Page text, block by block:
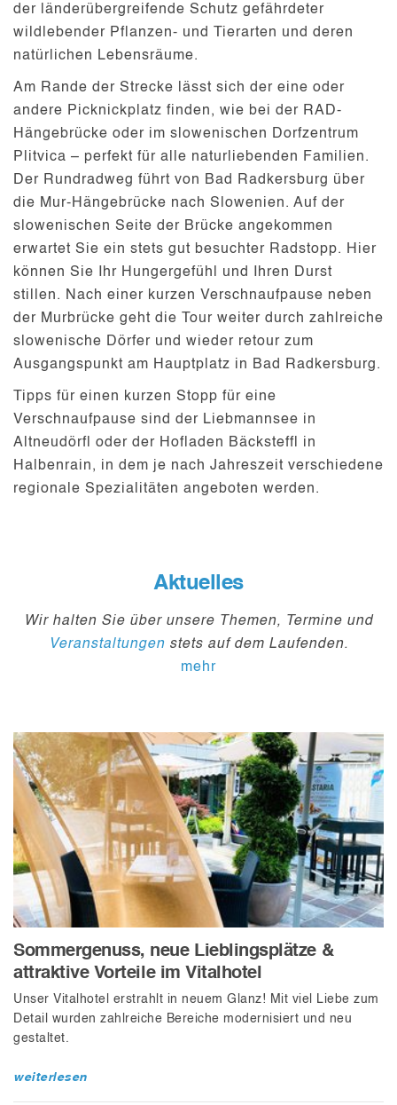
der länderübergreifende Schutz gefährdeter
wildlebender Pflanzen- und Tierarten und deren
natürlichen Lebensräume.
Am Rande der Strecke lässt sich der eine oder
andere Picknickplatz finden, wie bei der RAD-
Hängebrücke oder im slowenischen Dorfzentrum
Plitvica – perfekt für alle naturliebenden Familien.
Der Rundradweg führt von Bad Radkersburg über
die Mur-Hängebrücke nach Slowenien. Auf der
slowenischen Seite der Brücke angekommen
erwartet Sie ein stets gut besuchter Radstopp. Hier
können Sie Ihr Hungergefühl und Ihren Durst
stillen. Nach einer kurzen Verschnaufpause neben
der Murbrücke geht die Tour weiter durch zahlreiche
slowenische Dörfer und wieder retour zum
Ausgangspunkt am Hauptplatz in Bad Radkersburg.
Tipps für einen kurzen Stopp für eine
Verschnaufpause sind der Liebmannsee in
Altneudörfl oder der Hofladen Bäcksteffl in
Halbenrain, in dem je nach Jahreszeit verschiedene
regionale Spezialitäten angeboten werden.
Aktuelles
Wir halten Sie über unsere Themen, Termine und
Veranstaltungen stets auf dem Laufenden.
mehr
Sommergenuss, neue Lieblingsplätze &
attraktive Vorteile im Vitalhotel
Unser Vitalhotel erstrahlt in neuem Glanz! Mit viel Liebe zum
Detail wurden zahlreiche Bereiche modernisiert und neu
gestaltet.
weiterlesen